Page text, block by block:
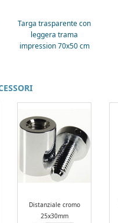
Targa trasparente con
leggera trama
impression 70x50 cm
Distanziale cromo
25x30mm